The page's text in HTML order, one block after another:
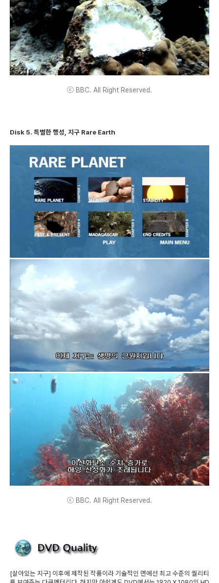
ⓒ BBC. All Right Reserved.
Disk 5. 특별한 행성, 지구 Rare Earth
ⓒ BBC. All Right Reserved.
[살아있는 지구] 이후에 제작된 작품이라 기술적인 면에선 최고 수준의 퀄리티